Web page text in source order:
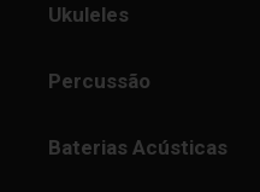
Ukuleles
Percussão
Baterias Acústicas